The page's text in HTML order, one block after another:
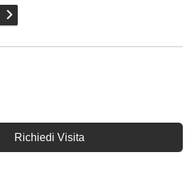
Richiedi Visita